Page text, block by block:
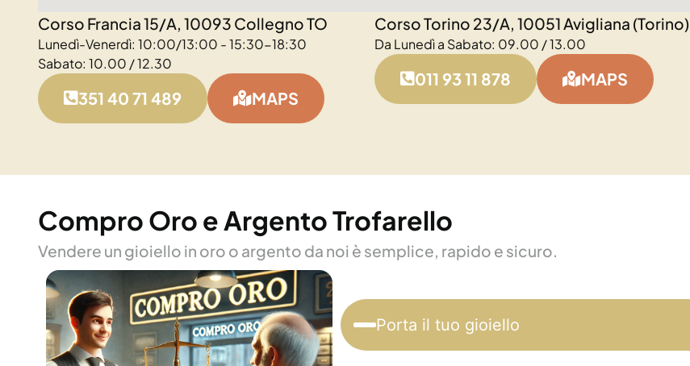
Corso Francia 15/A, 10093 Collegno TO
Lunedì-Venerdì: 10:00/13:00 - 15:30-18:30
Sabato: 10.00 / 12.30
351 40 71 489 MAPS
Corso Torino 23/A, 10051 Avigliana (Torino)
Da Lunedì a Sabato: 09.00 / 13.00
011 93 11 878 MAPS
Compro Oro e Argento Trofarello
Vendere un gioiello in oro o argento da noi è semplice, rapido e sicuro.
Porta il tuo gioiello